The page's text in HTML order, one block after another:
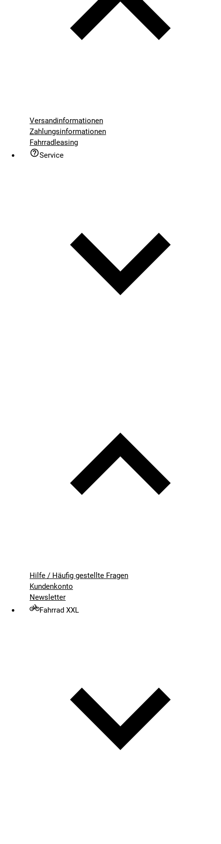
Versandinformationen
Zahlungsinformationen
Fahrradleasing
Service
Hilfe / Häufig gestellte Fragen
Kundenkonto
Newsletter
Fahrrad XXL